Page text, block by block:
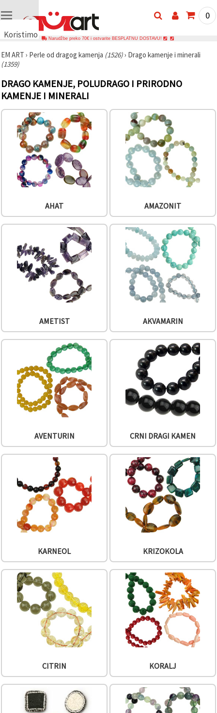
Koristimo
🍪
Koristimo
slične
tehnologije
kako bismo
funkcioniranje
stranice,
poboljšali
korisničko
iskustvo i,
uz vašu
privolu,
uz pomoć
naših
partnera za
analitiku i
marketing.
"Prihvati
sve!" Ili
preferencije
Postavkama
odabirom
određene
kolačića i
Postavke
0
Narudžbe preko 70€ i ostvarite BESPLATNU DOSTAVU!
EM ART › Perle od dragog kamenja (1526)› Drago kamenje i minerali
(1359)
DRAGO KAMENJE, POLUDRAGO I PRIRODNO
KAMENJE I MINERALI
AHAT AMAZONIT
AMETIST AKVAMARIN
AVENTURIN CRNI DRAGI KAMEN
KARNEOL KRIZOKOLA
CITRIN KORALJ